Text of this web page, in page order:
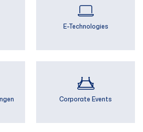
E-Technologies
Corporate Events